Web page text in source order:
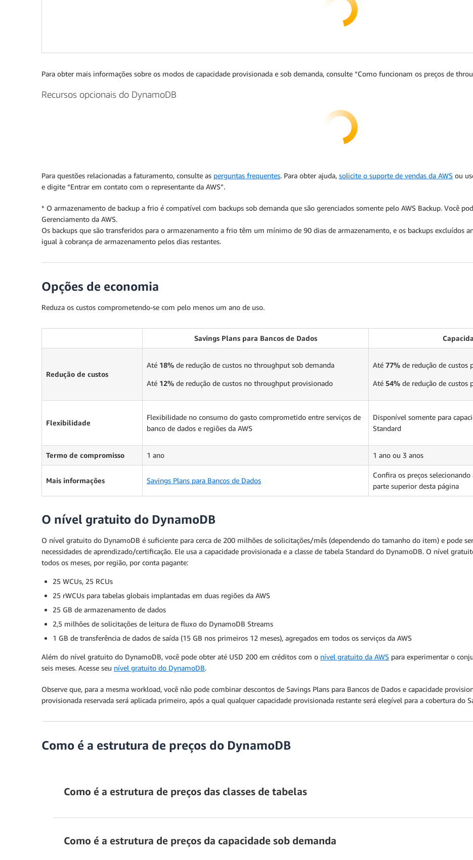
Para obter mais informações sobre os modos de capacidade provisionada e sob demanda, consulte “Como funcionam os preços de
Recursos opcionais do DynamoDB
Para questões relacionadas a faturamento, consulte as perguntas frequentes. Para obter ajuda, solicite o suporte de vendas da AWS ou
e digite “Entrar em contato com o representante da AWS”.
* O armazenamento de backup a frio é compatível com backups sob demanda que são gerenciados somente pelo AWS Backup. Você
Gerenciamento da AWS.
Os backups que são transferidos para o armazenamento a frio têm um mínimo de 90 dias de armazenamento, e os backups excluídos
igual à cobrança de armazenamento pelos dias restantes.
Opções de economia
Reduza os custos comprometendo-se com pelo menos um ano de uso.
Savings Plans para Bancos de Dados
Redução de custos
Até 18% de redução de custos no throughput sob demanda
Até 12% de redução de custos no throughput provisionado
Até 77% de redução de custos
Até 54% de redução de custos
Flexibilidade
Flexibilidade no consumo do gasto comprometido entre serviços de
banco de dados e regiões da AWS
Disponível somente para
Standard
Termo de compromisso 1 ano 1 ano ou 3 anos
Mais informações Savings Plans para Bancos de Dados
Confira os preços
parte superior desta página
O nível gratuito do DynamoDB
O nível gratuito do DynamoDB é suficiente para cerca de 200 milhões de solicitações/mês (dependendo do tamanho do item) e pode
necessidades de aprendizado/certificação. Ele usa a capacidade provisionada e a classe de tabela Standard do DynamoDB. O nível
todos os meses, por região, por conta pagante:
25 WCUs, 25 RCUs
25 rWCUs para tabelas globais implantadas em duas regiões da AWS
25 GB de armazenamento de dados
2,5 milhões de solicitações de leitura de fluxo do DynamoDB Streams
1 GB de transferência de dados de saída (15 GB nos primeiros 12 meses), agregados em todos os serviços da AWS
Além do nível gratuito do DynamoDB, você pode obter até USD 200 em créditos com o nível gratuito da AWS para experimentar o
seis meses. Acesse seu nível gratuito do DynamoDB.
Observe que, para a mesma workload, você não pode combinar descontos de Savings Plans para Bancos de Dados e capacidade
provisionada reservada será aplicada primeiro, após a qual qualquer capacidade provisionada restante será elegível para a cobertura do
Como é a estrutura de preços do DynamoDB
Como é a estrutura de preços das classes de tabelas
Standard-Infrequent Access
Como é a estrutura de preços da capacidade sob demanda